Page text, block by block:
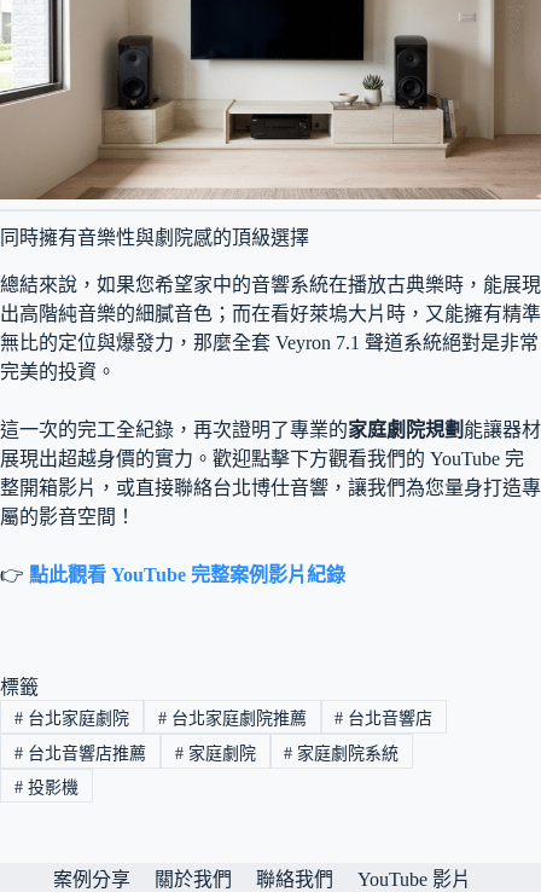
同時擁有音樂性與劇院感的頂級選擇
總結來說，如果您希望家中的音響系統在播放古典樂時，能展現
出高階純音樂的細膩音色；而在看好萊塢大片時，又能擁有精準
無比的定位與爆發力，那麼全套 Veyron 7.1 聲道系統絕對是非常
完美的投資。
這一次的完工全紀錄，再次證明了專業的家庭劇院規劃 能讓器材
展現出超越身價的實力。歡迎點擊下方觀看我們的 YouTube 完
整開箱影片，或直接聯絡台北博仕音響，讓我們為您量身打造專
屬的影音空間！
👉 點此觀看 YouTube 完整案例影片紀錄
標籤
#台北家庭劇院 #台北家庭劇院推薦 # 台北音響店
#台北音響店推薦 #家庭劇院 # 家庭劇院系統
#投影機
案例分享 關於我們 聯絡我們 YouTube 影片